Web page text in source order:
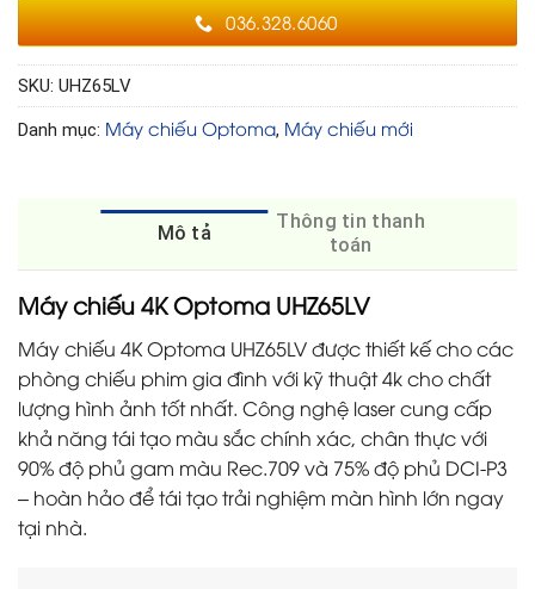
036.328.6060
SKU: UHZ65LV
Danh mục: Máy chiếu Optoma, Máy chiếu mới
Mô tả
Thông tin thanh
toán
Máy chiếu 4K Optoma UHZ65LV
Máy chiếu 4K Optoma UHZ65LV được thiết kế cho các
phòng chiếu phim gia đình với kỹ thuật 4k cho chất
lượng hình ảnh tốt nhất. Công nghệ laser cung cấp
khả năng tái tạo màu sắc chính xác, chân thực với
90% độ phủ gam màu Rec.709 và 75% độ phủ DCI-P3
– hoàn hảo để tái tạo trải nghiệm màn hình lớn ngay
tại nhà.